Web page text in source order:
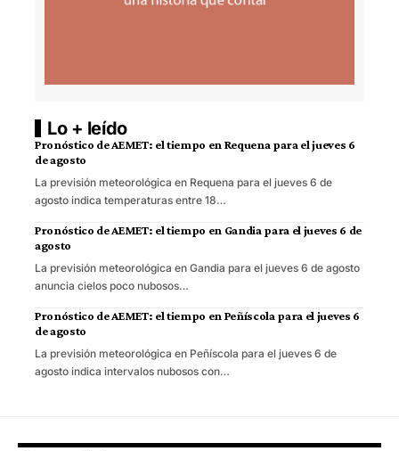
Lo + leído
Pronóstico de AEMET: el tiempo en Requena para el jueves 6
de agosto
La previsión meteorológica en Requena para el jueves 6 de
agosto indica temperaturas entre 18…
Pronóstico de AEMET: el tiempo en Gandia para el jueves 6 de
agosto
La previsión meteorológica en Gandia para el jueves 6 de agosto
anuncia cielos poco nubosos…
Pronóstico de AEMET: el tiempo en Peñíscola para el jueves 6
de agosto
La previsión meteorológica en Peñíscola para el jueves 6 de
agosto indica intervalos nubosos con…